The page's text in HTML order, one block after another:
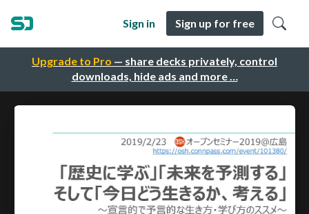
Upgrade to Pro — share decks privately, control
downloads, hide ads and more …
Sign in Sign up for free